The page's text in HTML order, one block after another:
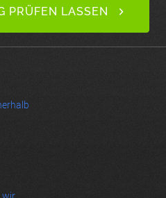
PRÜFEN LASSEN